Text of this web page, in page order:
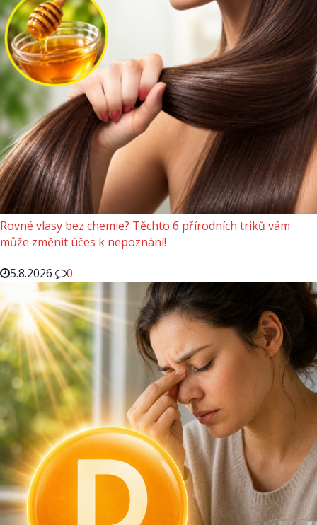
Rovné vlasy bez chemie? Těchto 6 přírodních triků vám
může změnit účes k nepoznání!
5.8.2026
0